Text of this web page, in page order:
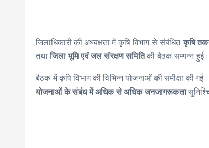
जिलाधिकारी की अध्यक्षता में कृषि विभाग से संबंधितकृषि
तथाजिला भूमि एवं जल संरक्षण समितिकी बैठक सम्पन्न हुई।
बैठक में कृषि विभाग की विभिन्न योजनाओं की समीक्षा की
योजनाओं के संबंध में अधिक से अधिक जनजागरूकता